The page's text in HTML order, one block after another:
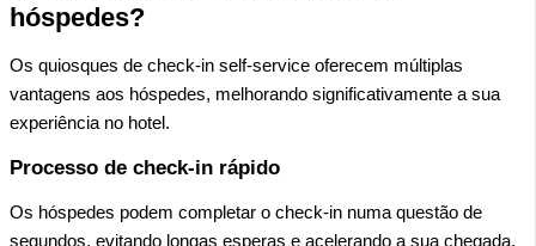
hóspedes?
Os quiosques de check-in self-service oferecem múltiplas
vantagens aos hóspedes, melhorando significativamente a sua
experiência no hotel.
Processo de check-in rápido
Os hóspedes podem completar o check-in numa questão de
segundos, evitando longas esperas e acelerando a sua chegada,